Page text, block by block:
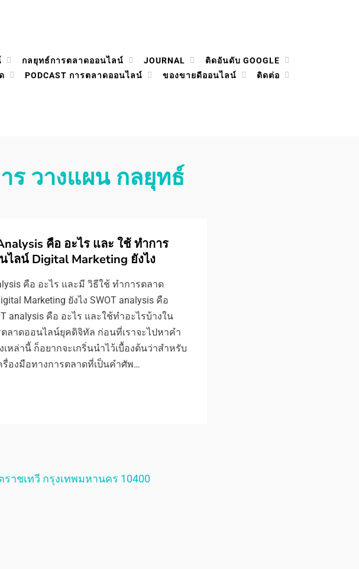
กลยุทธ์การตลาดออนไลน์ JOURNAL
ติดอันดับ GOOGLE
PODCAST การตลาดออนไลน์ ของขายดีออนไลน์ ติดต่อ
วางแผน กลยุทธ์
คือ อะไร และ ใช้ ทำการ
ไลน์ Digital Marketing ยังไง
คือ อะไร และมี วิธีใช้ ทำการตลาด
Marketing ยังไง SWOT analysis คือ
analysis คือ อะไร และใช้ทำอะไรบ้างใน
ลาดออนไลน์ยุคดิจิทัล ก่อนที่เราจะไปหาคำ
เหล่านี้ ก็อยากจะเกริ่นนำไว้เบื้องต้นว่าสำหรับ
รื่องมือทางการตลาดที่เป็นคำศัพ…
าชเทวี กรุงเทพมหานคร 10400